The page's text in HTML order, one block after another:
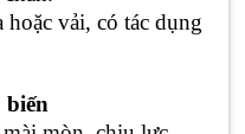
hoặc vải, có tác dụng
biến